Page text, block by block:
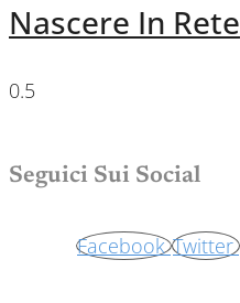
Nascere In Rete
Seguici Sui Social
Facebook Twitter